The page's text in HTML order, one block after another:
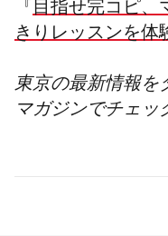
『 目指せ完コピ、
きりレッスンを体
東京の最新情報を
マガジンでチェッ